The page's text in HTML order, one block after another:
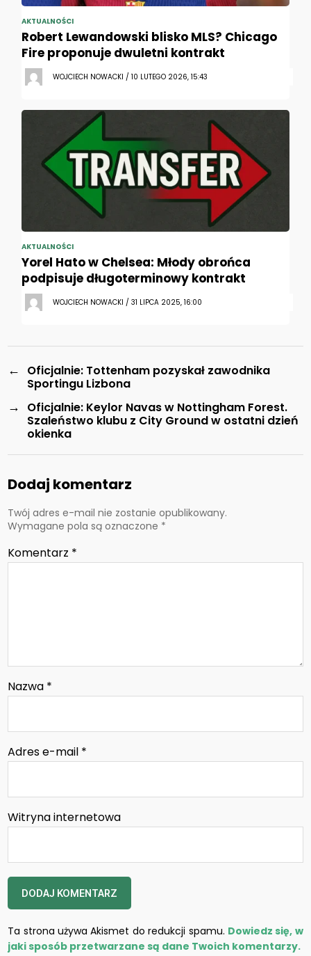
AKTUALNOŚCI
Robert Lewandowski blisko MLS? Chicago
Fire proponuje dwuletni kontrakt
WOJCIECH NOWACKI / 10 LUTEGO 2026, 15:43
AKTUALNOŚCI
Yorel Hato w Chelsea: Młody obrońca
podpisuje długoterminowy kontrakt
WOJCIECH NOWACKI / 31 LIPCA 2025, 16:00
←
Oficjalnie: Tottenham pozyskał zawodnika
Sportingu Lizbona
→
Oficjalnie: Keylor Navas w Nottingham Forest.
Szaleństwo klubu z City Ground w ostatni dzień
okienka
Dodaj komentarz
Twój adres e-mail nie zostanie opublikowany.
Wymagane pola są oznaczone *
Komentarz *
Nazwa *
Adres e-mail *
Witryna internetowa
Ta strona używa Akismet do redukcji spamu. Dowiedz się, w
jaki sposób przetwarzane są dane Twoich komentarzy.